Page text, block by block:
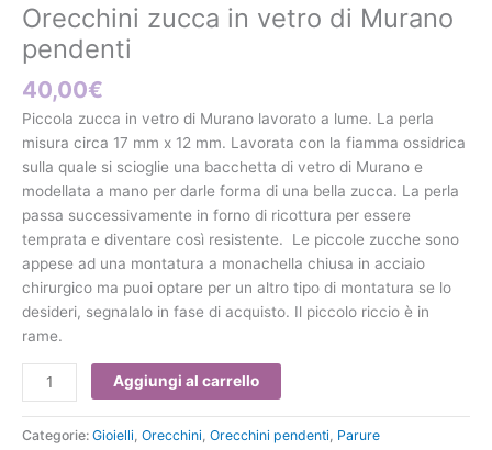
Orecchini zucca in vetro di Murano
pendenti
40,00€
Piccola zucca in vetro di Murano lavorato a lume. La perla
misura circa 17 mm x 12 mm. Lavorata con la fiamma ossidrica
sulla quale si scioglie una bacchetta di vetro di Murano e
modellata a mano per darle forma di una bella zucca. La perla
passa successivamente in forno di ricottura per essere
temprata e diventare così resistente. Le piccole zucche sono
appese ad una montatura a monachella chiusa in acciaio
chirurgico ma puoi optare per un altro tipo di montatura se lo
desideri, segnalalo in fase di acquisto. Il piccolo riccio è in
rame.
Aggiungi al carrello
Categorie: Gioielli, Orecchini, Orecchini pendenti, Parure